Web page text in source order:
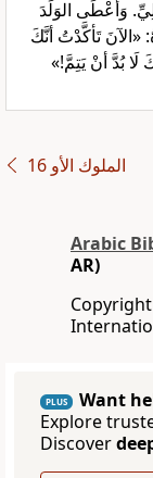
وَأعْطَى الوَلَدَ
«الآنَ تَأكَّدْتُ أنَّكَ
بُدَّ أنْ يَتِمَّ!»
ﺍﻟﻤﻠﻮﻙ ﺍﻷﻭ 16
Arabic
AR)
PLUS
Want
Explore
Discover